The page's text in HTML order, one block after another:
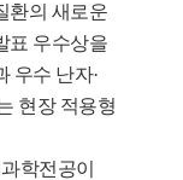
환의 새로운
표 우수상을
우수 난자·
현장 적용형
학전공이